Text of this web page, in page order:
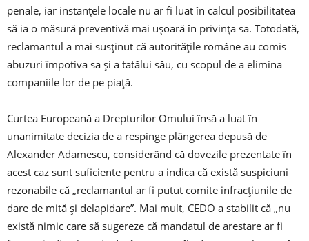
penale, iar instanţele locale nu ar fi luat în calcul posibilitatea
să ia o măsură preventivă mai uşoară în privinţa sa. Totodată,
reclamantul a mai susţinut că autorităţile române au comis
abuzuri împotiva sa şi a tatălui său, cu scopul de a elimina
companiile lor de pe piaţă.
Curtea Europeană a Drepturilor Omului însă a luat în
unanimitate decizia de a respinge plângerea depusă de
Alexander Adamescu, considerând că dovezile prezentate în
acest caz sunt suficiente pentru a indica că există suspiciuni
rezonabile că „reclamantul ar fi putut comite infracţiunile de
dare de mită şi delapidare”. Mai mult, CEDO a stabilit că „nu
există nimic care să sugereze că mandatul de arestare ar fi